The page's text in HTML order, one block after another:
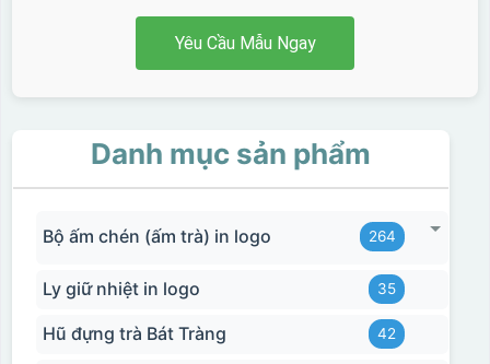
Yêu Cầu Mẫu Ngay
Danh mục sản phẩm
Bộ ấm chén (ấm trà) in logo 264
Ly giữ nhiệt in logo 35
Hũ đựng trà Bát Tràng 42